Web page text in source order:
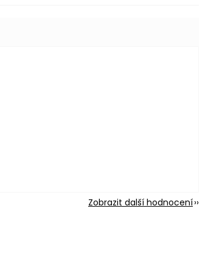
Zobrazit další hodnocení